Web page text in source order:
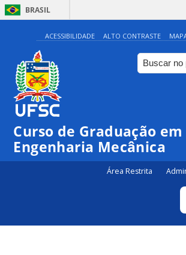
BRASIL
ACESSIBILIDADE ALTO CONTRASTE
Curso de Graduação em
Engenharia Mecânica
Área Restrita